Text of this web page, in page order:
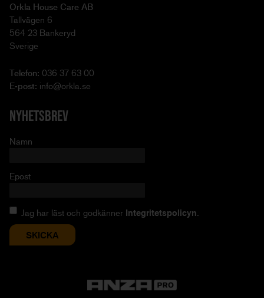
Orkla House Care AB
Tallvägen 6
564 23 Bankeryd
Sverige
Telefon: 036 37 63 00
E-post: info@orkla.se
NYHETSBREV
Namn
Epost
Jag har läst och godkänner Integritetspolicyn